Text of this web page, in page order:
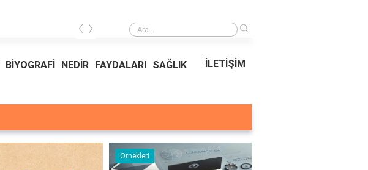
Ödeal Müşteri Hizmetleri
‹ ›
BİYOGRAFİ NEDİR FAYDALARI SAĞLIK İLETİŞİM
Örnekleri